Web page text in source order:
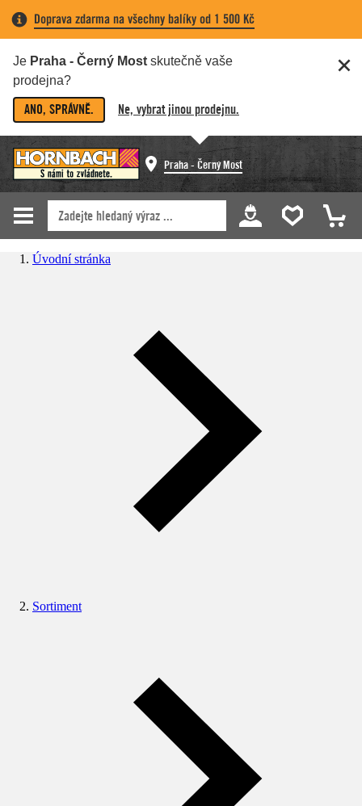
Doprava zdarma na všechny balíky od 1 500 Kč
Je Praha - Černý Most skutečně vaše
prodejna?
ANO, SPRÁVNĚ. Ne, vybrat jinou prodejnu.
Praha - Černý Most
Úvodní stránka
Sortiment